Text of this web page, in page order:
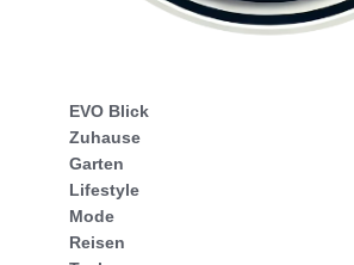
EVO Blick
Zuhause
Garten
Lifestyle
Mode
Reisen